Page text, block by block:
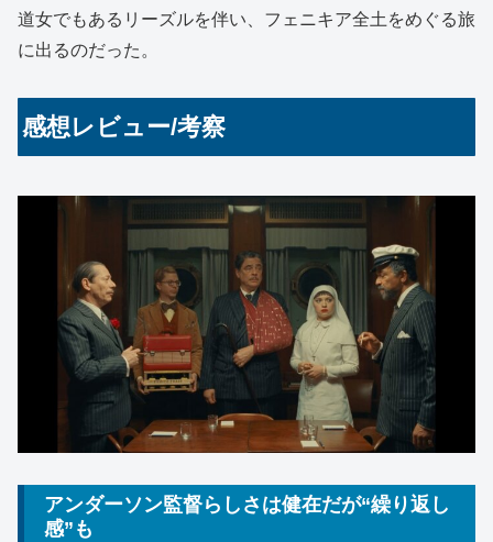
道女でもあるリーズルを伴い、フェニキア全土をめぐる旅
に出るのだった。
感想レビュー/考察
アンダーソン監督らしさは健在だが“繰り返し
感”も